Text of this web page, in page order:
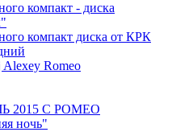
компакт - диска
компакт диска от КРК
Alexey Romeo
2015 C РОМЕО
ночь"